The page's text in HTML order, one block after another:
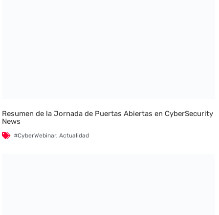
Resumen de la Jornada de Puertas Abiertas en CyberSecurity
News
#CyberWebinar,Actualidad